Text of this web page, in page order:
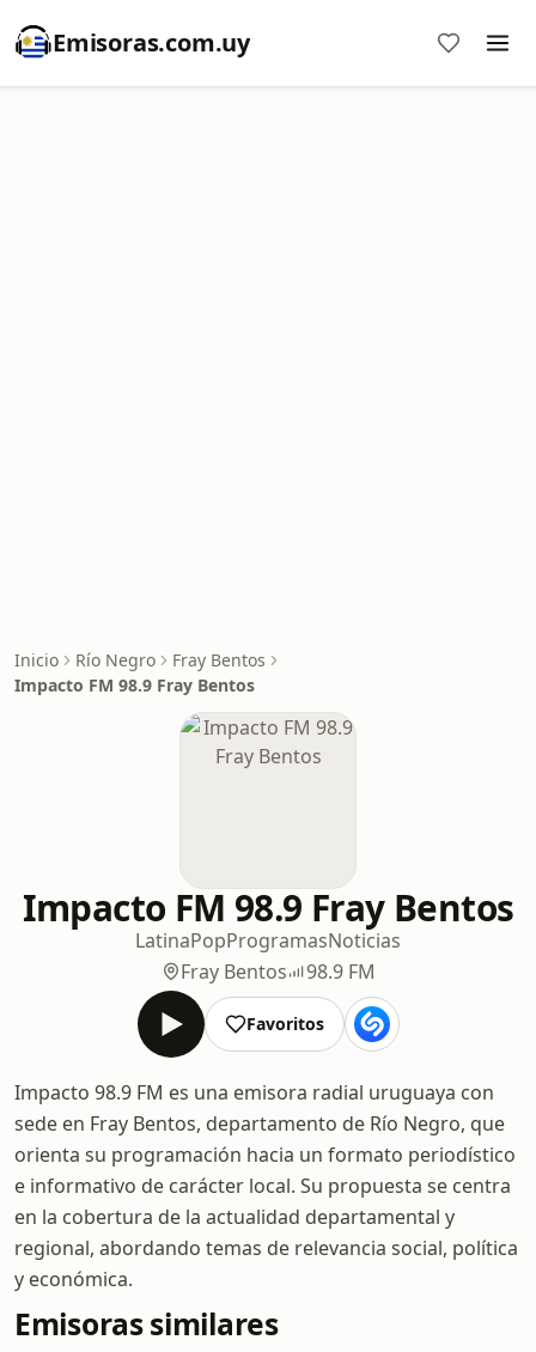
Emisoras.com.uy
Inicio Río Negro
Fray Bentos
Impacto FM 98.9 Fray Bentos
Impacto FM 98.9 Fray Bentos
LatinaPopProgramasNoticias
Fray Bentos
98.9 FM
Favoritos
Impacto 98.9 FM es una emisora radial uruguaya con
sede en Fray Bentos, departamento de Río Negro, que
orienta su programación hacia un formato periodístico
e informativo de carácter local. Su propuesta se centra
en la cobertura de la actualidad departamental y
regional, abordando temas de relevancia social, política
y económica.
Emisoras similares